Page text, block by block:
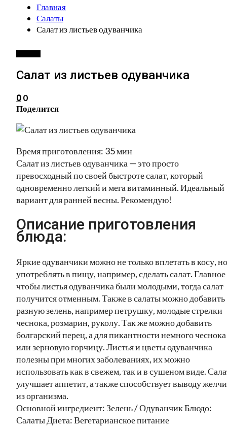
Главная
Салаты
Салат из листьев одуванчика
Салат из листьев одуванчика
0 0
Поделится
Время приготовления: 35 мин
Салат из листьев одуванчика — это просто
превосходный по своей быстроте салат, который
одновременно легкий и мега витаминный. Идеальный
вариант для ранней весны. Рекомендую!
Описание приготовления
блюда:
Яркие одуванчики можно не только вплетать в косу,
употреблять в пищу, например, сделать салат.
чтобы листья одуванчика были молодыми, тогда салат
получится отменным. Также в салаты можно добавить
разную зелень, например петрушку, молодые стрелки
чеснока, розмарин, руколу. Так же можно добавить
болгарский перец, а для пикантности немного чеснока
или зерновую горчицу. Листья и цветы одуванчика
полезны при многих заболеваниях, их можно
использовать как в свежем, так и в сушеном виде.
улучшает аппетит, а также способствует выводу желчи
из организма.
Основной ингредиент: Зелень / Одуванчик Блюдо:
Салаты Диета: Вегетарианское питание